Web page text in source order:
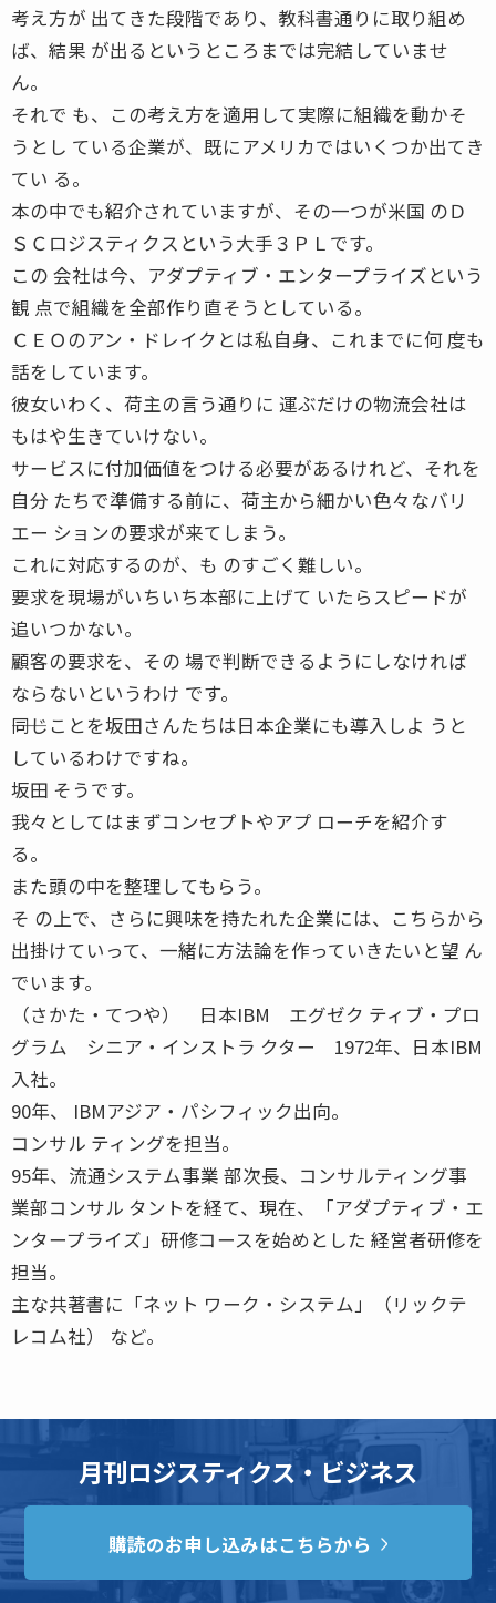
考え方が 出てきた段階であり、教科書通りに取り組め
ば、結果 が出るというところまでは完結していませ
ん。
それで も、この考え方を適用して実際に組織を動かそ
うとし ている企業が、既にアメリカではいくつか出てき
てい る。
本の中でも紹介されていますが、その一つが米国 のＤ
ＳＣロジスティクスという大手３ＰＬです。
この 会社は今、アダプティブ・エンタープライズという
観 点で組織を全部作り直そうとしている。
ＣＥＯのアン・ドレイクとは私自身、これまでに何 度も
話をしています。
彼女いわく、荷主の言う通りに 運ぶだけの物流会社は
もはや生きていけない。
サービスに付加価値をつける必要があるけれど、それを
自分 たちで準備する前に、荷主から細かい色々なバリ
エー ションの要求が来てしまう。
これに対応するのが、も のすごく難しい。
要求を現場がいちいち本部に上げて いたらスピードが
追いつかない。
顧客の要求を、その 場で判断できるようにしなければ
ならないというわけ です。
――同じことを坂田さんたちは日本企業にも導入しよ うと
しているわけですね。
坂田 そうです。
我々としてはまずコンセプトやアプ ローチを紹介す
る。
また頭の中を整理してもらう。
そ の上で、さらに興味を持たれた企業には、こちらから
出掛けていって、一緒に方法論を作っていきたいと望 ん
でいます。
（さかた・てつや） 日本IBM エグゼク ティブ・プロ
グラム シニア・インストラ クター 1972年、日本IBM
入社。
90年、 IBMアジア・パシフィック出向。
コンサル ティングを担当。
95年、流通システム事業 部次長、コンサルティング事
業部コンサル タントを経て、現在、「アダプティブ・エ
ンタープライズ」研修コースを始めとした 経営者研修を
担当。
主な共著書に「ネット ワーク・システム」（リックテ
レコム社） など。
月刊ロジスティクス・ビジネス
購読のお申し込みはこちらから